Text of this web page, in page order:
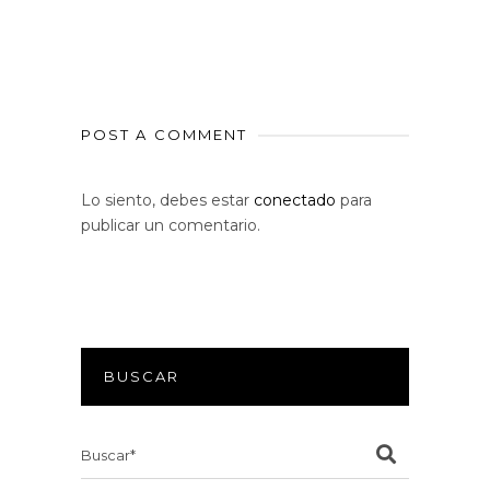
POST A COMMENT
Lo siento, debes estar conectado para
publicar un comentario.
BUSCAR